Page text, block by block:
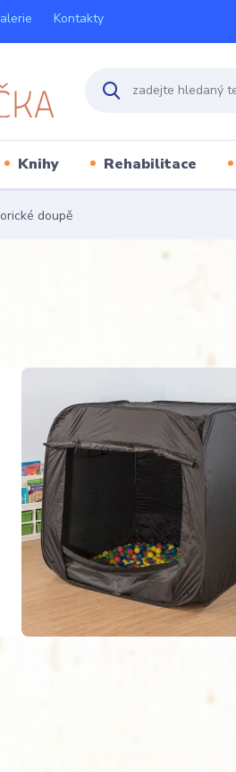
Kontakty
Knihy Rehabilitace
doupě